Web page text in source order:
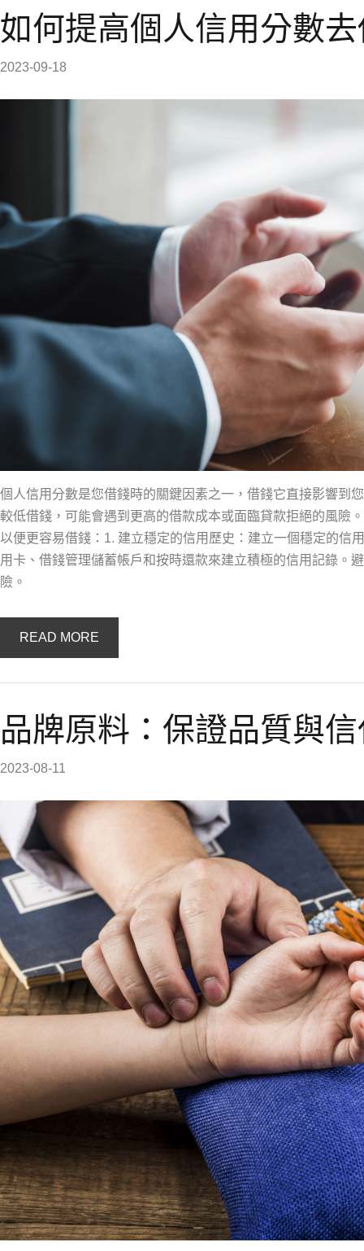
如何提高個人信用分數
2023-09-18
個人信用分數是您借錢時的關鍵因素之一，借錢它直接影響到
較低借錢，可能會遇到更高的借款成本或面臨貸款拒絕的風險
以便更容易借錢：1. 建立穩定的信用歷史：建立一個穩定的信
用卡、借錢管理儲蓄帳戶和按時還款來建立積極的信用記錄。
險。
READ MORE
品牌原料：保證品質與
2023-08-11